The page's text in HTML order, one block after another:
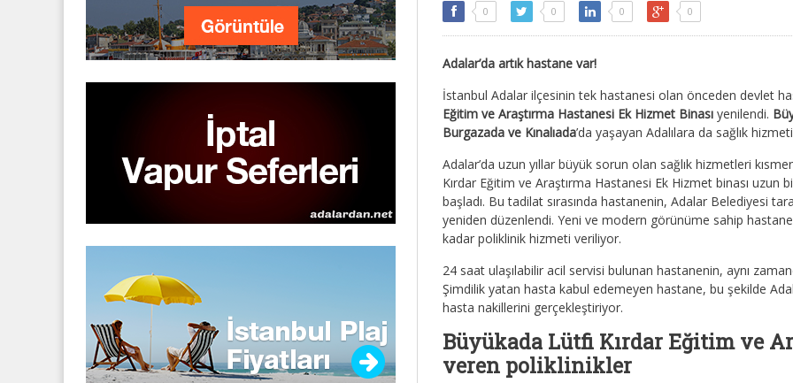
0 0 0 0
Adalar’da artık hastane var!
İstanbul Adalar ilçesinin tek hastanesi olan önceden devlet
Eğitim ve Araştırma Hastanesi Ek Hizmet Binası yenilendi.
Burgazada ve Kınalıada’da yaşayan Adalılara da sağlık
Adalar’da uzun yıllar büyük sorun olan sağlık hizmetleri
Kırdar Eğitim ve Araştırma Hastanesi Ek Hizmet binası
başladı. Bu tadilat sırasında hastanenin, Adalar Belediyesi
yeniden düzenlendi. Yeni ve modern görünüme sahip
kadar poliklinik hizmeti veriliyor.
24 saat ulaşılabilir acil servisi bulunan hastanenin, aynı
Şimdilik yatan hasta kabul edemeyen hastane, bu şekilde
hasta nakillerini gerçekleştiriyor.
Büyükada Lütfi Kırdar Eğitim ve
veren poliklinikler